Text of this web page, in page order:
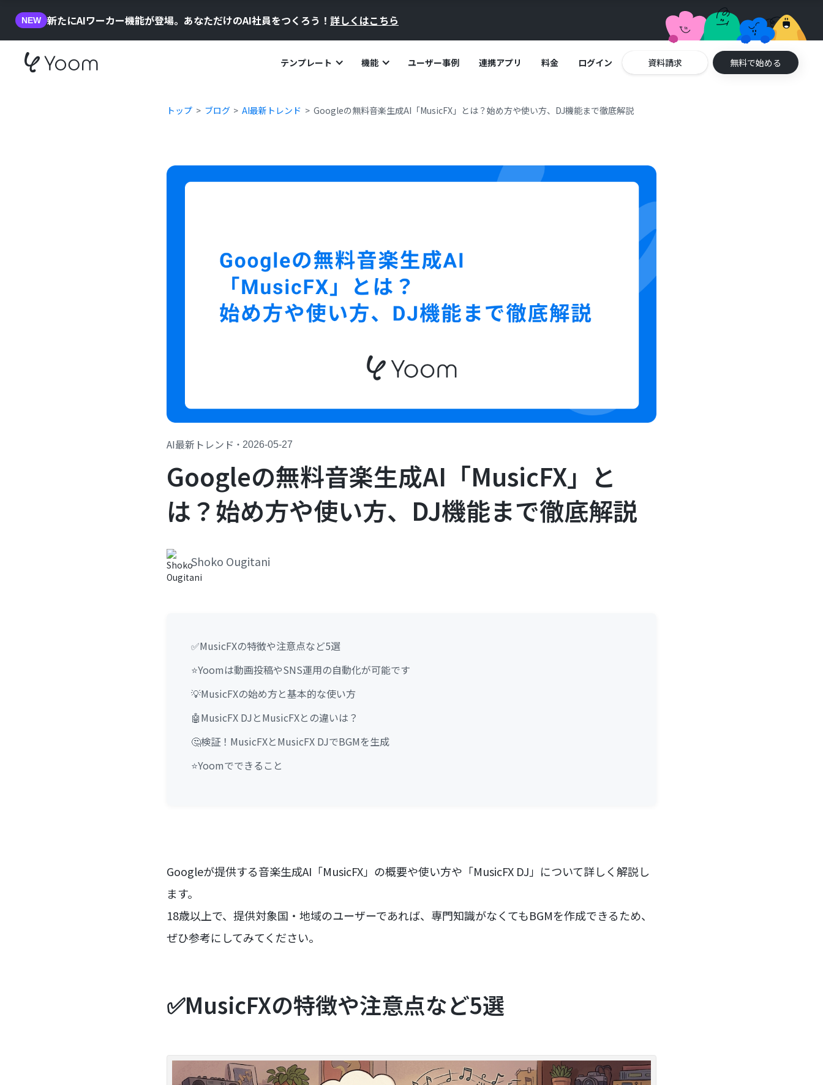
NEW 新たにAIワーカー機能が登場。あなただけのAI社員をつくろう！ 詳しくはこちら
テンプレート 機能 ユーザー事例 連携アプリ 料金 ログイン 資料請求 無料で始める
トップ ブログ AI最新トレンド Googleの無料音楽生成AI「MusicFX」とは？始め方や使い方、DJ機能まで徹底解説
AI最新トレンド ・ 2026-05-27
Googleの無料音楽生成AI「MusicFX」と
は？始め方や使い方、DJ機能まで徹底解説
Shoko Ougitani
✅MusicFXの特徴や注意点など5選
⭐Yoomは動画投稿やSNS運用の自動化が可能です
💡MusicFXの始め方と基本的な使い方
🤖MusicFX DJとMusicFXとの違いは？
🤔検証！MusicFXとMusicFX DJでBGMを生成
⭐Yoomでできること
Googleが提供する音楽生成AI「MusicFX」の概要や使い方や「MusicFX DJ」について詳しく解説し
ます。
18歳以上で、提供対象国・地域のユーザーであれば、専門知識がなくてもBGMを作成できるため、
ぜひ参考にしてみてください。
✅MusicFXの特徴や注意点など5選